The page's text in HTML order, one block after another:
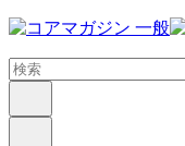
メ
ン
ン